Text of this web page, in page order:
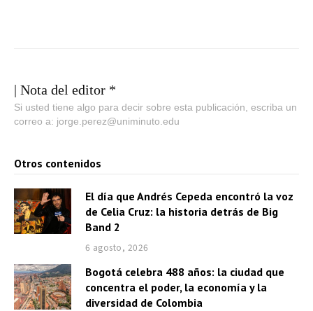
| Nota del editor *
Si usted tiene algo para decir sobre esta publicación, escriba un
correo a: jorge.perez@uniminuto.edu
Otros contenidos
El día que Andrés Cepeda encontró la voz
de Celia Cruz: la historia detrás de Big
Band 2
6 agosto, 2026
Bogotá celebra 488 años: la ciudad que
concentra el poder, la economía y la
diversidad de Colombia